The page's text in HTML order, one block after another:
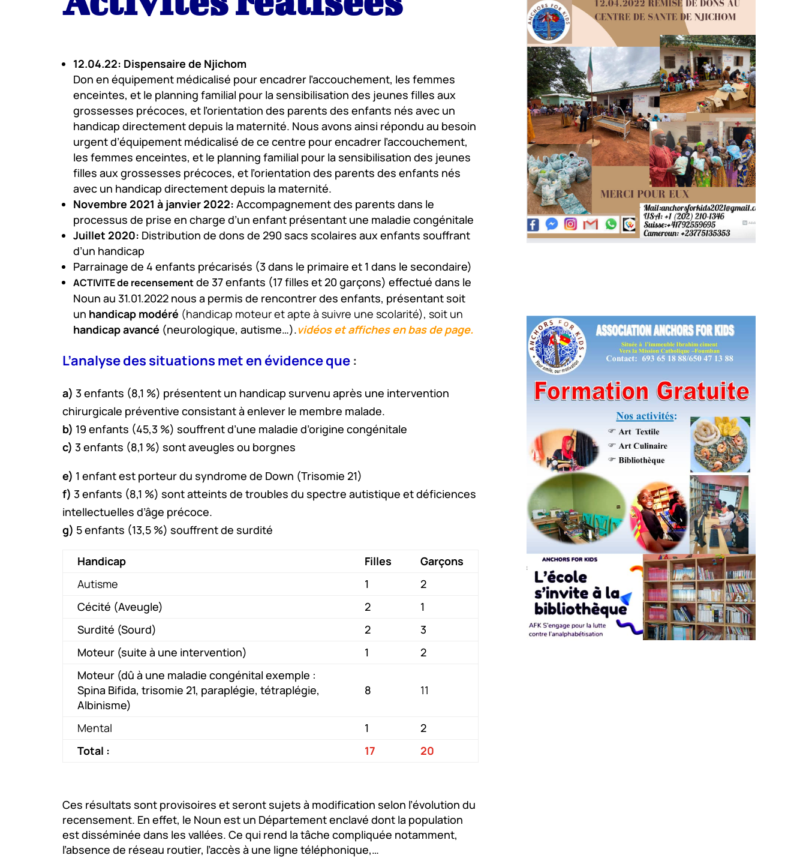
12.04.22: Dispensaire de Njichom
Don en équipement médicalisé pour encadrer l’accouchement, les femmes
enceintes, et le planning familial pour la sensibilisation des jeunes filles aux
grossesses précoces, et l’orientation des parents des enfants nés avec un
handicap directement depuis la maternité. Nous avons ainsi répondu au besoin
urgent d’équipement médicalisé de ce centre pour encadrer l’accouchement,
les femmes enceintes, et le planning familial pour la sensibilisation des jeunes
filles aux grossesses précoces, et l’orientation des parents des enfants nés
avec un handicap directement depuis la maternité.
Novembre 2021 à janvier 2022: Accompagnement des parents dans le
processus de prise en charge d’un enfant présentant une maladie congénitale
Juillet 2020: Distribution de dons de 290 sacs scolaires aux enfants souffrant
d’un handicap
Parrainage de 4 enfants précarisés (3 dans le primaire et 1 dans le secondaire)
ACTIVITE de recensementde 37 enfants (17 filles et 20 garçons) effectué dans le
Noun au 31.01.2022 nous a permis de rencontrer des enfants, présentant soit
un handicap modéré (handicap moteur et apte à suivre une scolarité), soit un
handicap avancé (neurologique, autisme…).vidéos et affiches en bas de page.
L’analyse des situations met en évidence que:
a) 3 enfants (8,1 %) présentent un handicap survenu après une intervention
chirurgicale préventive consistant à enlever le membre malade.
b) 19 enfants (45,3 %) souffrent d’une maladie d’origine congénitale
c) 3 enfants (8,1 %) sont aveugles ou borgnes
e) 1 enfant est porteur du syndrome de Down (Trisomie 21)
f) 3 enfants (8,1 %) sont atteints de troubles du spectre autistique et déficiences
intellectuelles d’âge précoce.
g) 5 enfants (13,5 %) souffrent de surdité
Handicap Filles
Garçons
Autisme
1
2
Cécité (Aveugle)
2
1
Surdité (Sourd)
2
3
Moteur (suite à une intervention)
1
2
Moteur (dû à une maladie congénital exemple :
Spina Bifida, trisomie 21, paraplégie, tétraplégie,
Albinisme)
8 11
Mental 1
2
Total :
17 20
Ces résultats sont provisoires et seront sujets à modification selon l’évolution du
recensement. En effet, le Noun est un Département enclavé dont la population
est disséminée dans les vallées. Ce qui rend la tâche compliquée notamment,
l’absence de réseau routier, l’accès à une ligne téléphonique,…